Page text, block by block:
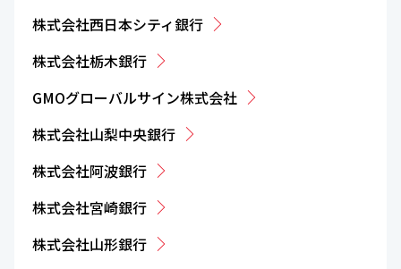
株式会社西日本シティ銀行
株式会社栃木銀行
GMOグローバルサイン株式会社
株式会社山梨中央銀行
株式会社阿波銀行
株式会社宮崎銀行
株式会社山形銀行